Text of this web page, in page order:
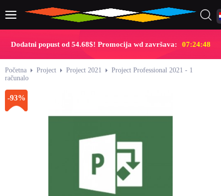
Dodatni popust od 54.68$! Promocija wd završava: 07:24:47
Početna Project Project 2021
Project Professional 2021 - 1
računalo
-93%